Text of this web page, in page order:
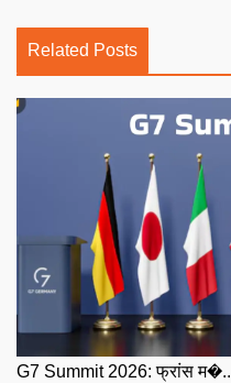
Related Posts
G7 Summit 2026: फ्रांस